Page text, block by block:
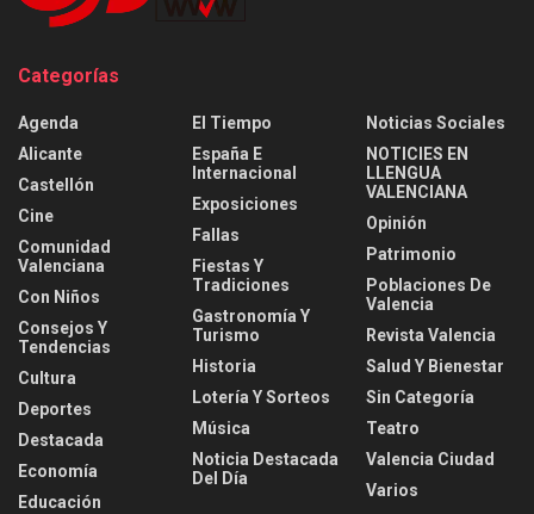
Categorías
Agenda
Alicante
Castellón
Cine
Comunidad
Valenciana
Con Niños
Consejos Y
Tendencias
Cultura
Deportes
Destacada
Economía
Educación
El Tiempo
España E
Internacional
Exposiciones
Fallas
Fiestas Y
Tradiciones
Gastronomía Y
Turismo
Historia
Lotería Y Sorteos
Música
Noticia Destacada
Del Día
Noticias Sociales
NOTICIES EN
LLENGUA
VALENCIANA
Opinión
Patrimonio
Poblaciones De
Valencia
Revista Valencia
Salud Y Bienestar
Sin Categoría
Teatro
Valencia Ciudad
Varios